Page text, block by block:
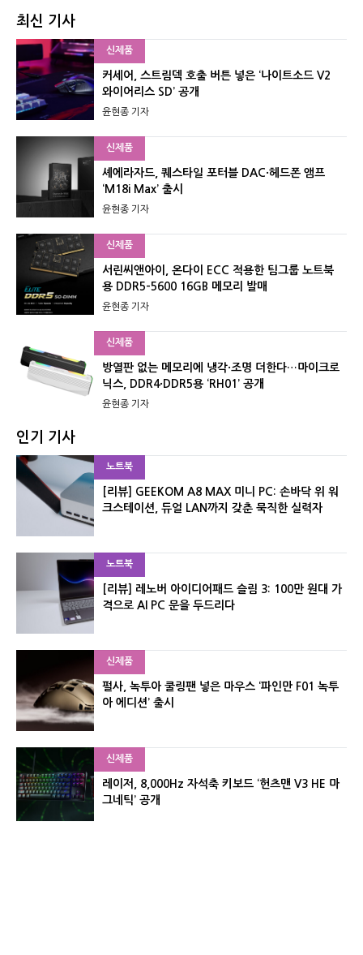
최신 기사
신제품
커세어, 스트림덱 호출 버튼 넣은 ‘나이트소드 V2
와이어리스 SD’ 공개
윤현종 기자
신제품
셰에라자드, 퀘스타일 포터블 DAC·헤드폰 앰프
‘M18i Max’ 출시
윤현종 기자
신제품
서린씨앤아이, 온다이 ECC 적용한 팀그룹 노트북
용 DDR5-5600 16GB 메모리 발매
윤현종 기자
신제품
방열판 없는 메모리에 냉각·조명 더한다…마이크로
닉스, DDR4·DDR5용 ‘RH01’ 공개
윤현종 기자
인기 기사
노트북
[리뷰] GEEKOM A8 MAX 미니 PC: 손바닥 위 워
크스테이션, 듀얼 LAN까지 갖춘 묵직한 실력자
노트북
[리뷰] 레노버 아이디어패드 슬림 3: 100만 원대 가
격으로 AI PC 문을 두드리다
신제품
펄사, 녹투아 쿨링팬 넣은 마우스 ‘파인만 F01 녹투
아 에디션’ 출시
신제품
레이저, 8,000Hz 자석축 키보드 ‘헌츠맨 V3 HE 마
그네틱’ 공개